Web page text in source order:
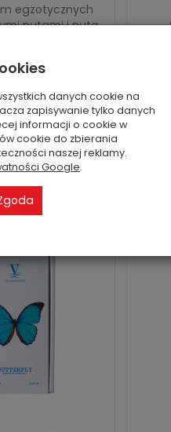
egzotycznych
nutami i nutą
danych cookie na
zapisywanie tylko danych
informacji o cookie w
cookie do zbierania
naszej reklamy.
Google.